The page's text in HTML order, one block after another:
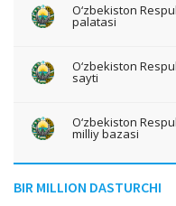
O‘zbekiston
palatasi
O‘zbekiston
sayti
O‘zbekiston
milliy bazasi
BIR MILLION DASTURCHI